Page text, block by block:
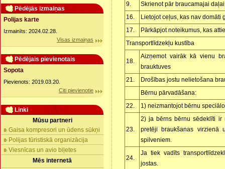
Pēdējās izmaiņas
Polijas karte
Izmainīts: 2024.02.28.
Visas izmaiņas
Pēdējais pievienotais
Sopota
Pievienots: 2019.03.20.
Citi pievienotie
Linki
Mūsu partneri
Gaisa kompresori un ūdens sūkņi
Polijas tūristiskā organizācija
Viesnīcas un avio biļetes
Mēs internetā
9.
Skrienot pār braucamajai daļai
16.
Lietojot ceļus, kas nav domāti
17.
Pārkāpjot noteikumus, kas
Transportlīdzekļu kustība
18.
Aizņemot vairāk kā vienu
brauktuves
21.
Drošības jostu nelietošana
Bērnu pārvadāšana:
22.
1) neizmantojot bērnu
23.
2) ja bērns bērnu sēdeklīti ir
pretēji braukšanas
spilveniem.
24.
Ja tiek vadīts
jostas.